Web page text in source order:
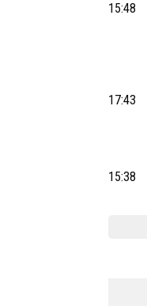
15:48
17:43
15:38